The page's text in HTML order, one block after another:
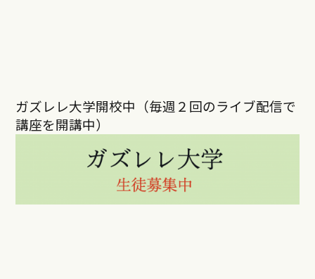
ガズレレ大学開校中（毎週２回のライブ配信で
講座を開講中）